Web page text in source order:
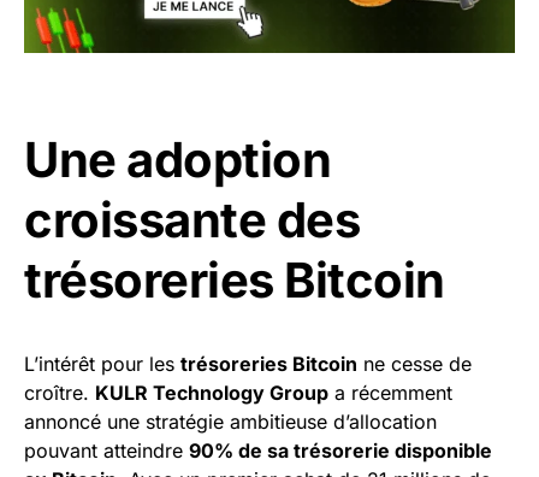
Une adoption
croissante des
trésoreries Bitcoin
L’intérêt pour les trésoreries Bitcoin ne cesse de
croître. KULR Technology Group a récemment
annoncé une stratégie ambitieuse d’allocation
pouvant atteindre 90% de sa trésorerie disponible